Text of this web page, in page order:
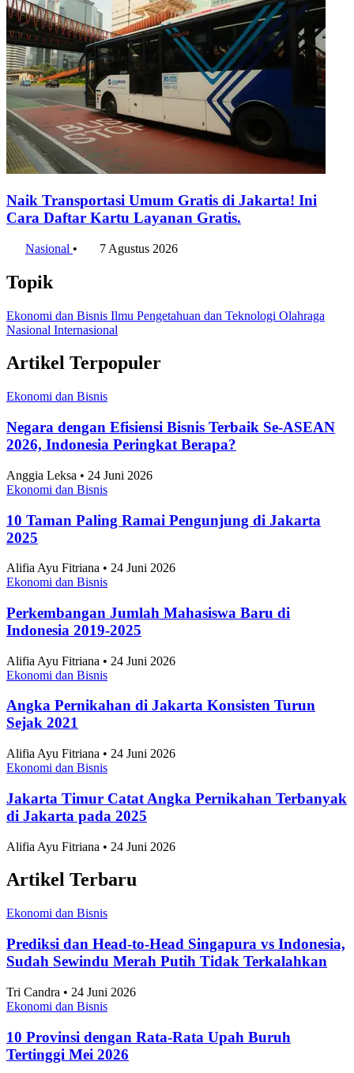
Naik Transportasi Umum Gratis di Jakarta! Ini
Cara Daftar Kartu Layanan Gratis.
Nasional • 7 Agustus 2026
Topik
Ekonomi dan Bisnis Ilmu Pengetahuan dan Teknologi Olahraga
Nasional Internasional
Artikel Terpopuler
Ekonomi dan Bisnis
Negara dengan Efisiensi Bisnis Terbaik Se-ASEAN
2026, Indonesia Peringkat Berapa?
Anggia Leksa • 24 Juni 2026
Ekonomi dan Bisnis
10 Taman Paling Ramai Pengunjung di Jakarta
2025
Alifia Ayu Fitriana • 24 Juni 2026
Ekonomi dan Bisnis
Perkembangan Jumlah Mahasiswa Baru di
Indonesia 2019-2025
Alifia Ayu Fitriana • 24 Juni 2026
Ekonomi dan Bisnis
Angka Pernikahan di Jakarta Konsisten Turun
Sejak 2021
Alifia Ayu Fitriana • 24 Juni 2026
Ekonomi dan Bisnis
Jakarta Timur Catat Angka Pernikahan Terbanyak
di Jakarta pada 2025
Alifia Ayu Fitriana • 24 Juni 2026
Artikel Terbaru
Ekonomi dan Bisnis
Prediksi dan Head-to-Head Singapura vs Indonesia,
Sudah Sewindu Merah Putih Tidak Terkalahkan
Tri Candra • 24 Juni 2026
Ekonomi dan Bisnis
10 Provinsi dengan Rata-Rata Upah Buruh
Tertinggi Mei 2026